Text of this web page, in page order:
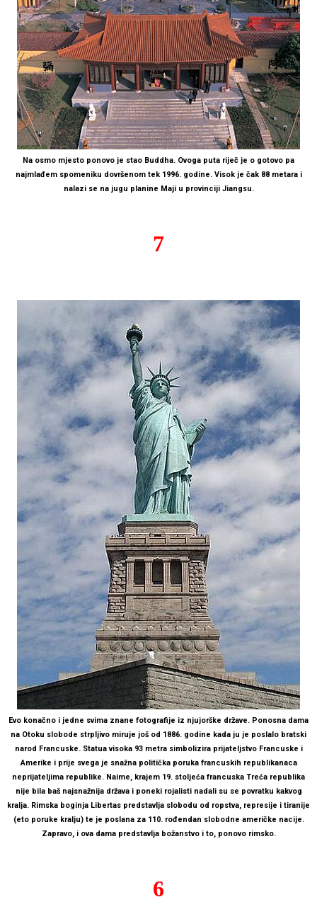
Na osmo mjesto ponovo je stao Buddha. Ovoga puta riječ je o gotovo pa
najmlađem spomeniku dovršenom tek 1996. godine. Visok je čak 88 metara i
nalazi se na jugu planine Maji u provinciji Jiangsu.
7
Evo konačno i jedne svima znane fotografije iz njujorške države. Ponosna dama
na Otoku slobode strpljivo miruje još od 1886. godine kada ju je poslalo bratski
narod Francuske. Statua visoka 93 metra simbolizira prijateljstvo Francuske i
Amerike i prije svega je snažna politička poruka francuskih republikanaca
neprijateljima republike. Naime, krajem 19. stoljeća francuska Treća republika
nije bila baš najsnažnija država i poneki rojalisti nadali su se povratku kakvog
kralja. Rimska boginja Libertas predstavlja slobodu od ropstva, represije i tiranije
(eto poruke kralju) te je poslana za 110. rođendan slobodne američke nacije.
Zapravo, i ova dama predstavlja božanstvo i to, ponovo rimsko.
6